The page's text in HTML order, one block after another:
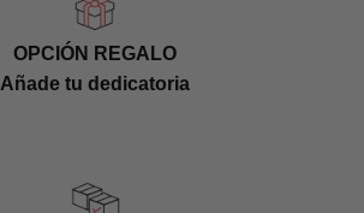
OPCIÓN REGALO
Añade tu dedicatoria